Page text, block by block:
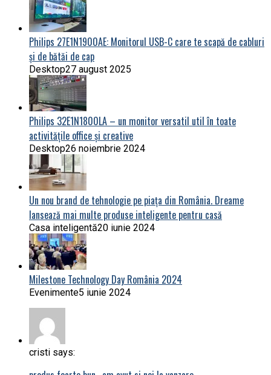
Philips 27E1N1900AE: Monitorul USB-C care te scapă de cabluri
și de bătăi de cap
Desktop27 august 2025
Philips 32E1N1800LA – un monitor versatil util în toate
activitățile office și creative
Desktop26 noiembrie 2024
Un nou brand de tehnologie pe piața din România. Dreame
lansează mai multe produse inteligente pentru casă
Casa inteligentă20 iunie 2024
Milestone Technology Day România 2024
Evenimente5 iunie 2024
cristi says: